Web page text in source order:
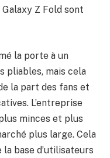
Galaxy Z Fold sont
la porte à un
pliables, mais cela
la part des fans et
L’entreprise
minces et plus
plus large. Cela
base d’utilisateurs